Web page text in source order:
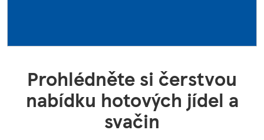
Prohlédněte si čerstvou
nabídku hotových jídel a
svačin